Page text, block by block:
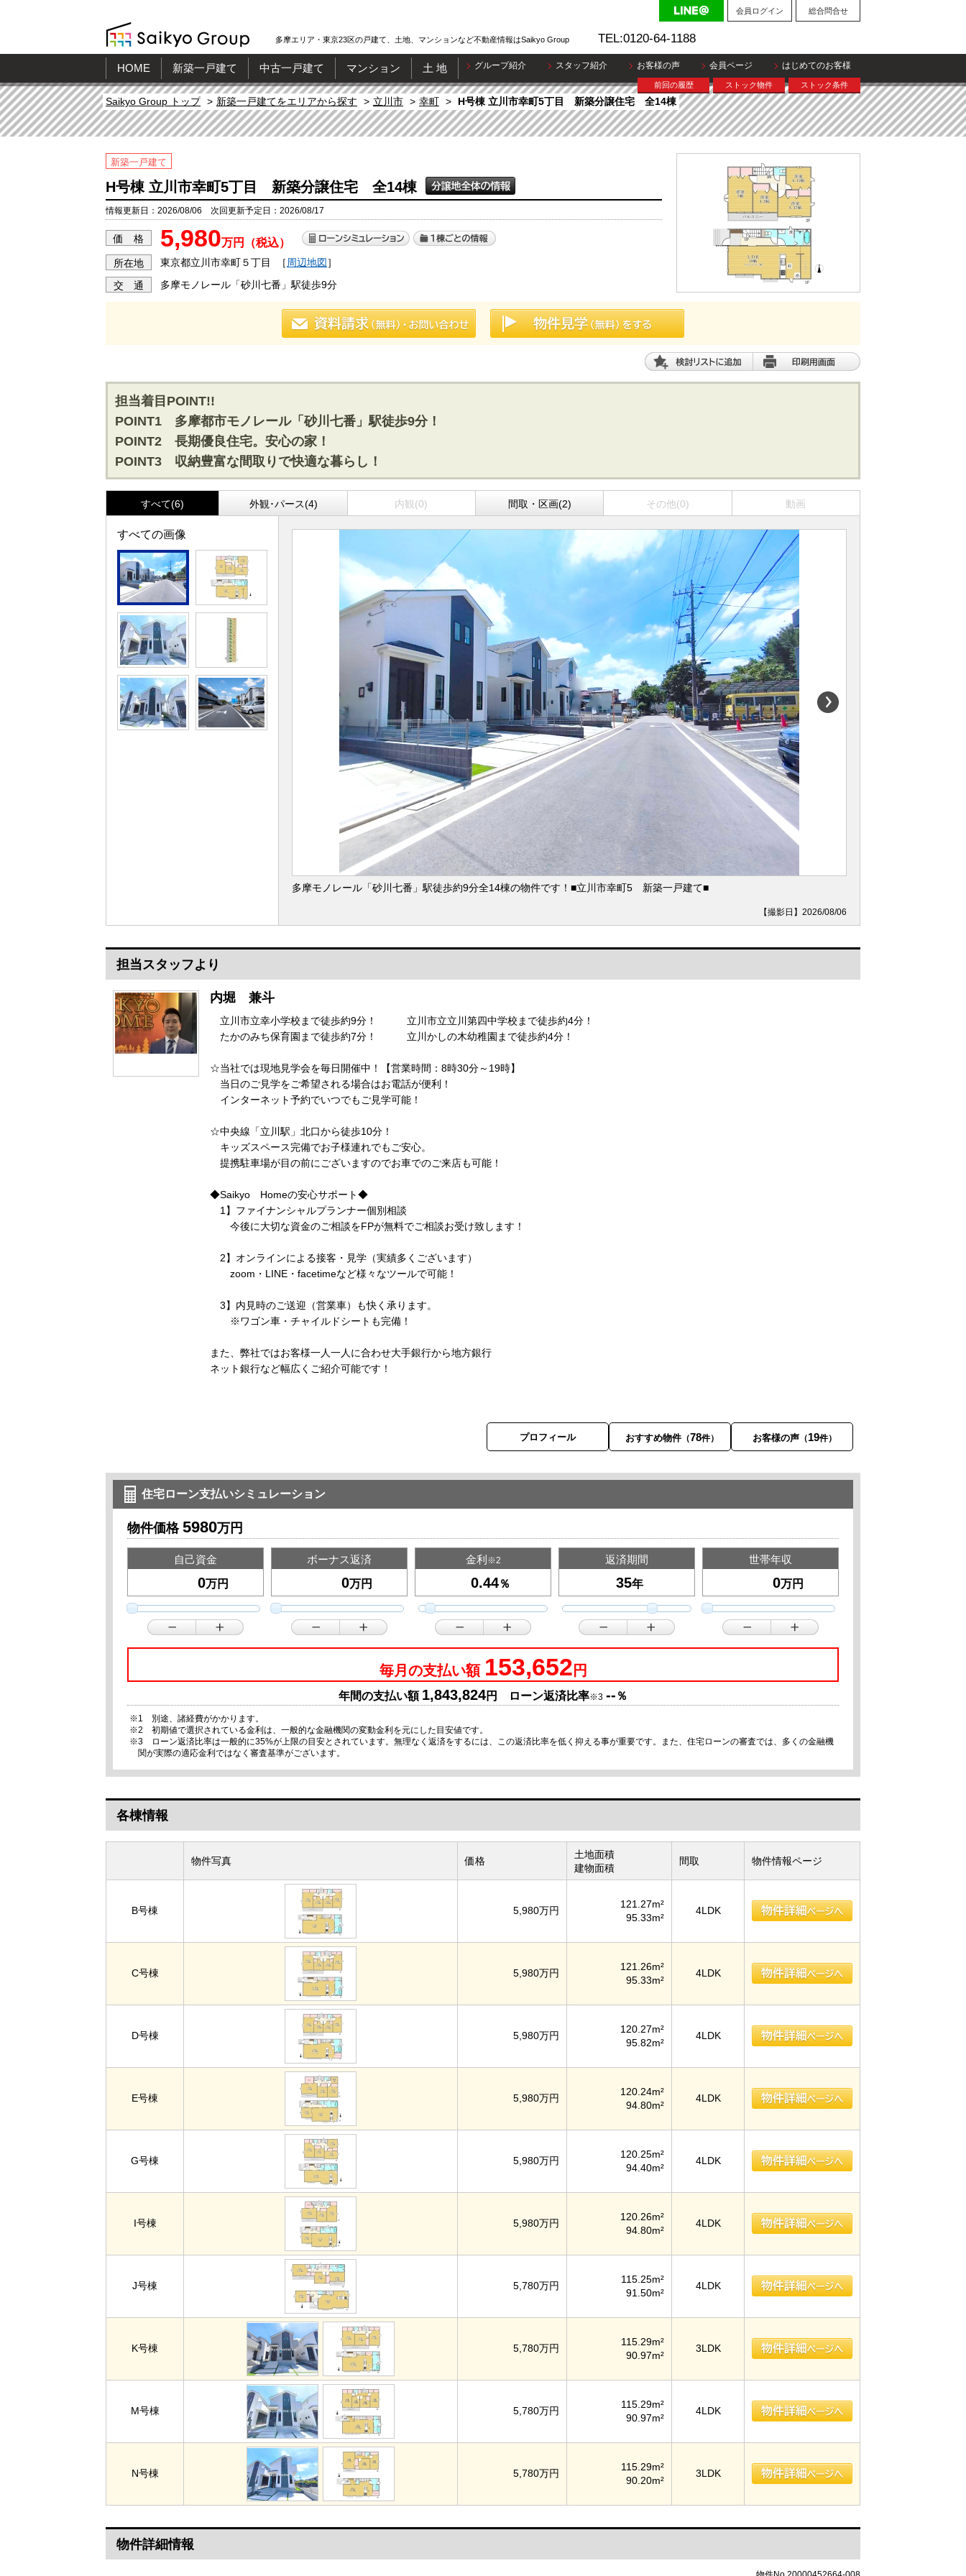
多摩エリア・東京23区の戸建て、土地、マンションなど不動産情報はSaikyo Group TEL:0120-64-1188
会員ログイン 総合問合せ
HOME 新築一戸建て 中古一戸建て マンション 土 地 グループ紹介 スタッフ紹介 お客様の声 会員ページ はじめてのお客様
前回の履歴 ストック物件 ストック条件
Saikyo Group トップ 新築一戸建てをエリアから探す 立川市 幸町 H号棟 立川市幸町5丁目 新築分譲住宅 全14棟
新築一戸建て
H号棟 立川市幸町5丁目 新築分譲住宅 全14棟
情報更新日：2026/08/06 次回更新予定日：2026/08/17
価 格 5,980万円（税込）
所在地 東京都立川市幸町５丁目 ［ 周辺地図］
交 通 多摩モノレール「砂川七番」駅徒歩9分
担当着目POINT!!
POINT1 多摩都市モノレール「砂川七番」駅徒歩9分！
POINT2 長期優良住宅。安心の家！
POINT3 収納豊富な間取りで快適な暮らし！
すべて(6) 外観･パース(4) 内観(0) 間取・区画(2) その他(0) 動画
すべての画像
多摩モノレール「砂川七番」駅徒歩約9分全14棟の物件です！■立川市幸町5 新築一戸建て■
【撮影日】2026/08/06
担当スタッフより
内堀 兼斗
立川市立幸小学校まで徒歩約9分！ 立川市立立川第四中学校まで徒歩約4分！
たかのみち保育園まで徒歩約7分！ 立川かしの木幼稚園まで徒歩約4分！
☆当社では現地見学会を毎日開催中！【営業時間：8時30分～19時】
当日のご見学をご希望される場合はお電話が便利！
インターネット予約でいつでもご見学可能！
☆中央線「立川駅」北口から徒歩10分！
キッズスペース完備でお子様連れでもご安心。
提携駐車場が目の前にございますのでお車でのご来店も可能！
◆Saikyo Homeの安心サポート◆
1】ファイナンシャルプランナー個別相談
今後に大切な資金のご相談をFPが無料でご相談お受け致します！
2】オンラインによる接客・見学（実績多くございます）
zoom・LINE・facetimeなど様々なツールで可能！
3】内見時のご送迎（営業車）も快く承ります。
※ワゴン車・チャイルドシートも完備！
また、弊社ではお客様一人一人に合わせ大手銀行から地方銀行
ネット銀行など幅広くご紹介可能です！
プロフィール おすすめ物件 （78件） お客様の声（19件）
住宅ローン支払いシミュレーション
物件価格 5980万円
自己資金
万円
ボーナス返済
万円
金利 ※2
％
返済期間
年
世帯年収
万円
毎月の支払い額 153,652 円
年間の支払い額 1,843,824円 ローン返済比率※3 -- ％
※1 別途、諸経費がかかります。
※2 初期値で選択されている金利は、一般的な金融機関の変動金利を元にした目安値です。
※3 ローン返済比率は一般的に35%が上限の目安とされています。無理なく返済をするには、この返済比率を低く抑える事が重要です。また、住宅ローンの審査では、多くの金融機
関が実際の適応金利ではなく審査基準がございます。
各棟情報
物件写真 価格
土地面積
建物面積
間取 物件情報ページ
B号棟 5,980万円
121.27m²
95.33m²
4LDK
C号棟 5,980万円
121.26m²
95.33m²
4LDK
D号棟 5,980万円
120.27m²
95.82m²
4LDK
E号棟 5,980万円
120.24m²
94.80m²
4LDK
G号棟 5,980万円
120.25m²
94.40m²
4LDK
I号棟 5,980万円
120.26m²
94.80m²
4LDK
J号棟 5,780万円
115.25m²
91.50m²
4LDK
K号棟 5,780万円
115.29m²
90.97m²
3LDK
M号棟 5,780万円
115.29m²
90.97m²
4LDK
N号棟 5,780万円
115.29m²
90.20m²
3LDK
物件詳細情報